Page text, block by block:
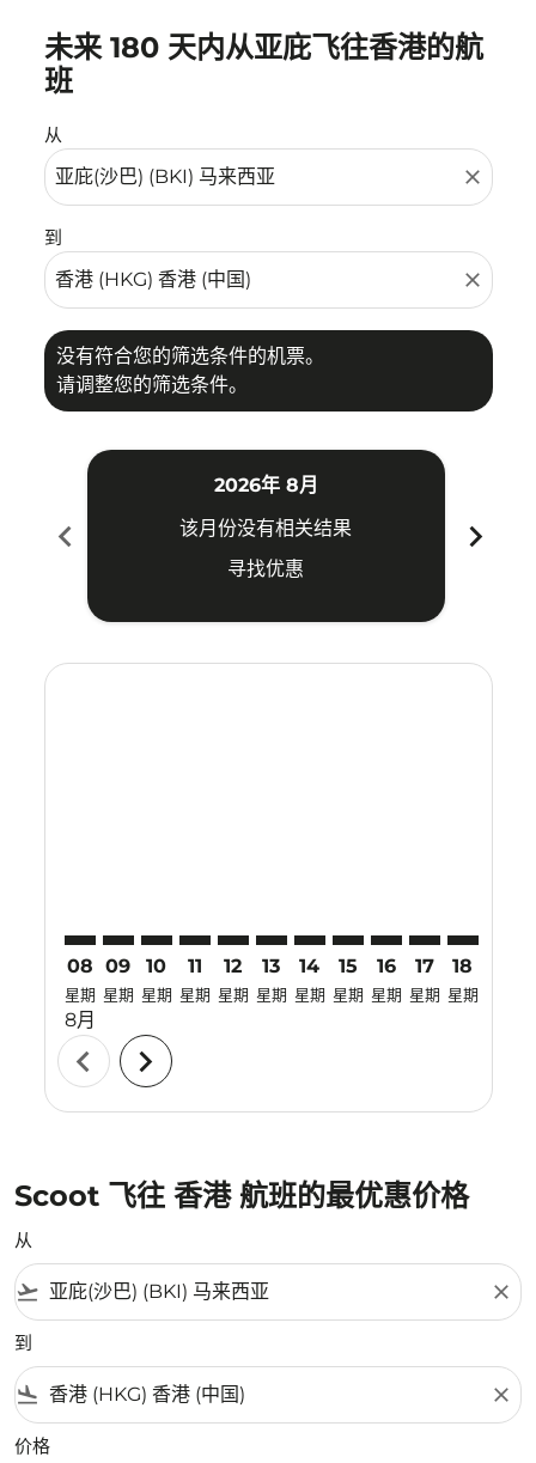
未来 180 天内从亚庇飞往香港的航
班
从
close
到
close
没有符合您的筛选条件的机票。
请调整您的筛选条件。
没有符合您的筛选条件的机票。请调整您的筛选条件。
chevron_left
2026年 8月
该月份没有相关结果
寻找优惠
chevron_right
08
星期
8月
09
星期
10
星期
11
星期
12
星期
13
星期
14
星期
15
星期
16
星期
17
星期
18
星期
chevron_left chevron_right
Scoot 飞往 香港 航班的最优惠价格
从
flight_takeoff close
到
flight_land close
价格